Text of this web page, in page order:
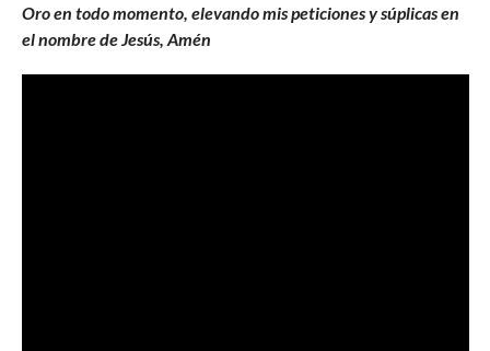
Oro en todo momento, elevando mis peticiones y súplicas en
el nombre de Jesús, Amén